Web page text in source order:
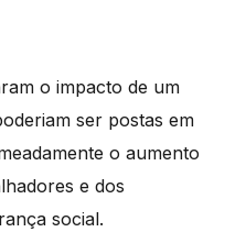
o impacto de um
ser postas em
o aumento
e dos
social.